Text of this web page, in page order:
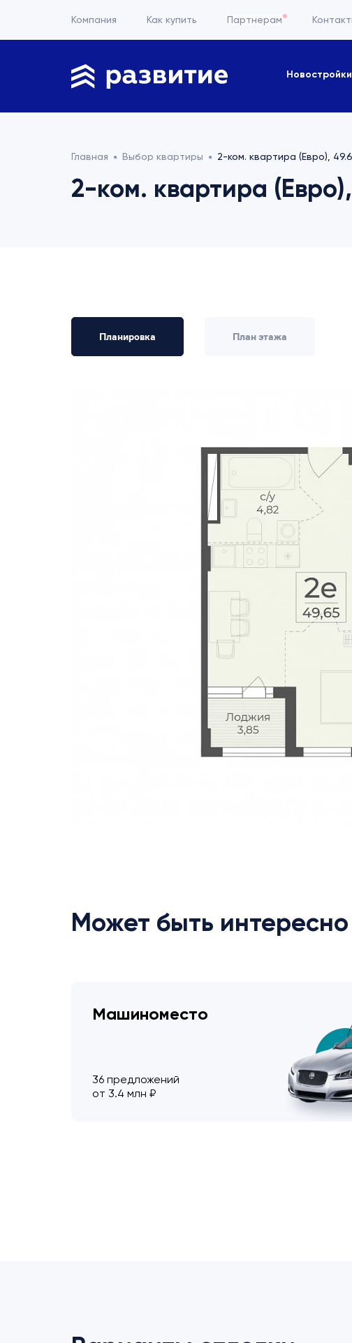
Компания Как купить Партнерам
Новостройки
Главная Выбор квартиры 2-ком. квартира (Евро),
2-ком. квартира
Планировка План этажа
Может быть интересно
Машиноместо
36 предложений
от 3.4 млн ₽